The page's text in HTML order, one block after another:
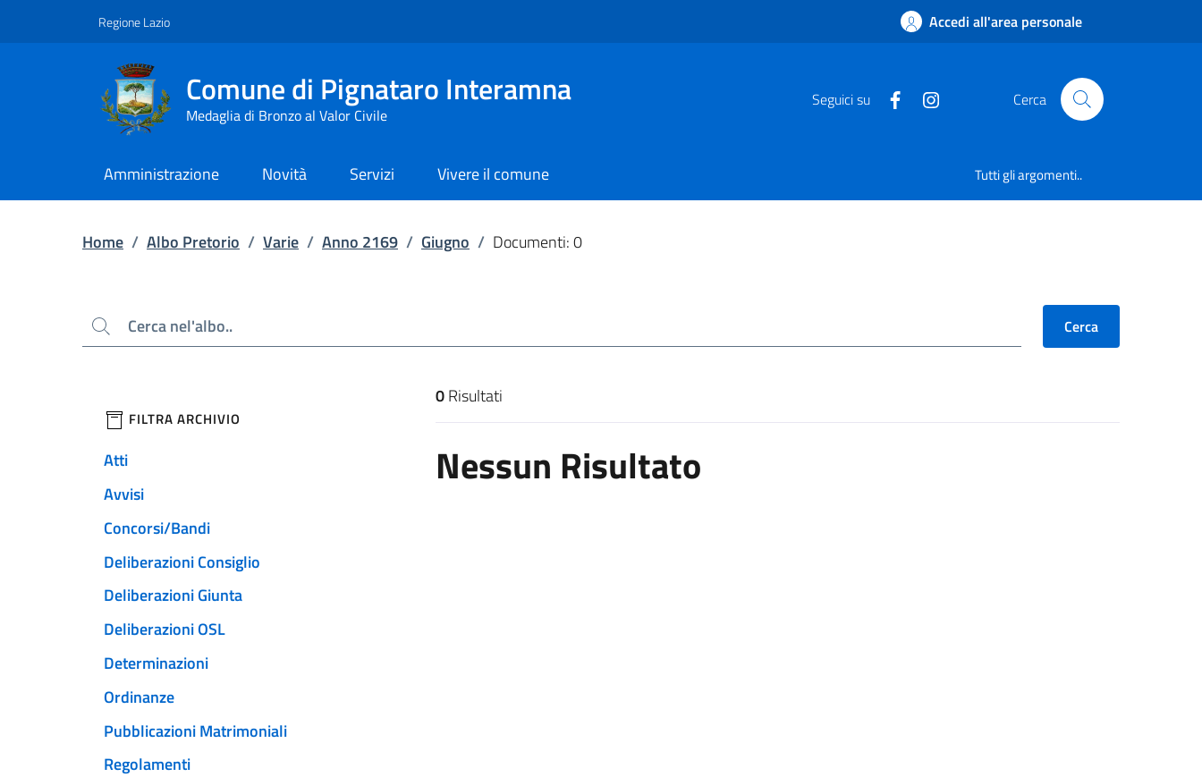
Regione Lazio Accedi all'area personale
Comune di Pignataro Interamna
Medaglia di Bronzo al Valor Civile
Seguici su Cerca
Amministrazione Novità Servizi Vivere il comune Tutti gli argomenti..
Home / Albo Pretorio / Varie / Anno 2169 / Giugno / Documenti: 0
Cerca Cerca
filtri da applicare
FILTRA ARCHIVIO
Atti
Avvisi
Concorsi/Bandi
Deliberazioni Consiglio
Deliberazioni Giunta
Deliberazioni OSL
Determinazioni
Ordinanze
Pubblicazioni Matrimoniali
Regolamenti
Risultati di ricerca
0Risultati
Nessun Risultato